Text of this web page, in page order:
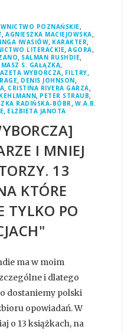
POZNAŃSKIE,
, AGNIESZKA MACIEJOWSKA,
INGA IWASIÓW, KARAKTER,
LITERACKIE, AGORA,
, SALMAN RUSHDIE,
S. GAŁĄZKA,
WYBORCZA, FILTRY,
, DENIS JOHNSON,
, CRISTINA RIVERA GARZA,
, PETER STRAUB,
RADIŃSKA-BÓBR, W.A.B.
, ELŻBIETA JANOTA
I MNIEJ
13
KTÓRE
TYLKO PO
ma w moim
i dlatego
dostaniemy polski
opowiadań. W
o 13 książkach, na